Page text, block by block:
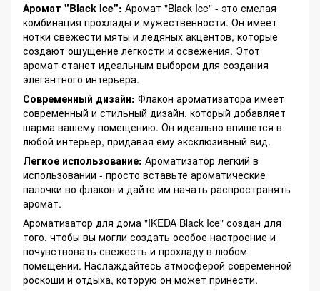
Аромат "Black Ice": Аромат "Black Ice" - это смелая
комбинация прохлады и мужественности. Он имеет
нотки свежести мяты и ледяных акцентов, которые
создают ощущение легкости и освежения. Этот
аромат станет идеальным выбором для создания
элегантного интерьера.
Современный дизайн: Флакон ароматизатора имеет
современный и стильный дизайн, который добавляет
шарма вашему помещению. Он идеально впишется в
любой интерьер, придавая ему эксклюзивный вид.
Легкое использование: Ароматизатор легкий в
использовании - просто вставьте ароматические
палочки во флакон и дайте им начать распространять
аромат.
Ароматизатор для дома "IKEDA Black Ice" создан для
того, чтобы вы могли создать особое настроение и
почувствовать свежесть и прохладу в любом
помещении. Наслаждайтесь атмосферой современной
роскоши и отдыха, которую он может принести.